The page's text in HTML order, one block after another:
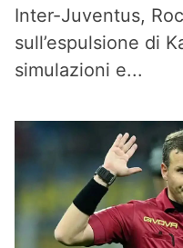
Inter-Juventus,
sull’espulsione di
simulazioni e...